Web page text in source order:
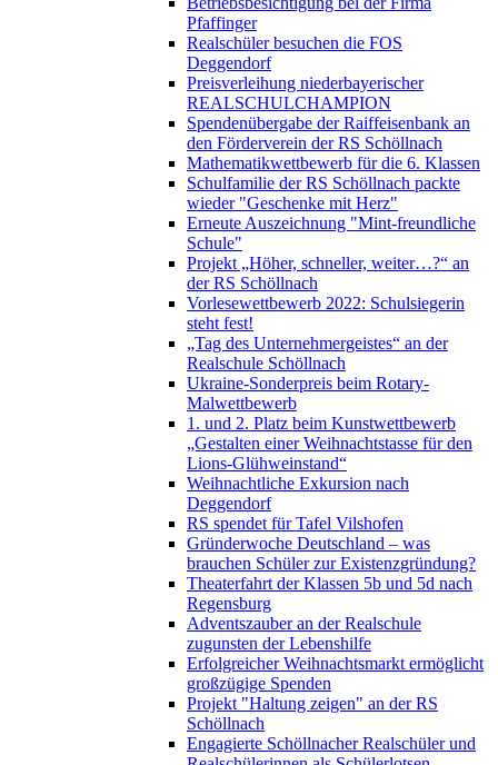
Pfaffinger
Realschüler besuchen die FOS
Deggendorf
Preisverleihung niederbayerischer
REALSCHULCHAMPION
Spendenübergabe der Raiffeisenbank an
den Förderverein der RS Schöllnach
Mathematikwettbewerb für die 6. Klassen
Schulfamilie der RS Schöllnach packte
wieder "Geschenke mit Herz"
Erneute Auszeichnung "Mint-freundliche
Schule"
Projekt „Höher, schneller, weiter…?“ an
der RS Schöllnach
Vorlesewettbewerb 2022: Schulsiegerin
steht fest!
„Tag des Unternehmergeistes“ an der
Realschule Schöllnach
Ukraine-Sonderpreis beim Rotary-
Malwettbewerb
1. und 2. Platz beim Kunstwettbewerb
„Gestalten einer Weihnachtstasse für den
Lions-Glühweinstand“
Weihnachtliche Exkursion nach
Deggendorf
RS spendet für Tafel Vilshofen
Gründerwoche Deutschland – was
brauchen Schüler zur Existenzgründung?
Theaterfahrt der Klassen 5b und 5d nach
Regensburg
Adventszauber an der Realschule
zugunsten der Lebenshilfe
Erfolgreicher Weihnachtsmarkt ermöglicht
großzügige Spenden
Projekt "Haltung zeigen" an der RS
Schöllnach
Engagierte Schöllnacher Realschüler und